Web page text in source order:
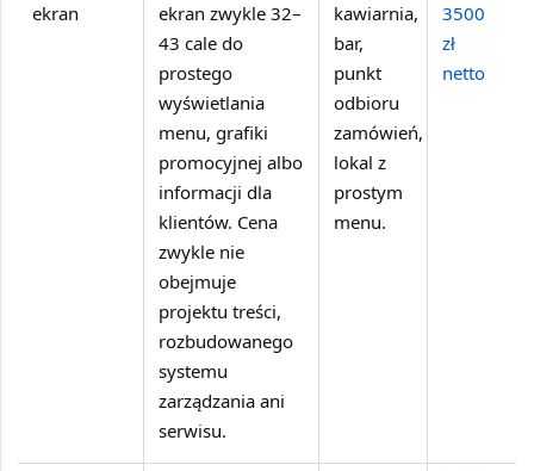
ekran
ekran zwykle 32–
43 cale do
prostego
wyświetlania
menu, grafiki
promocyjnej albo
informacji dla
klientów. Cena
zwykle nie
obejmuje
projektu treści,
rozbudowanego
systemu
zarządzania ani
serwisu.
kawiarnia,
bar,
punkt
odbioru
zamówień,
lokal z
prostym
menu.
3500
zł
netto